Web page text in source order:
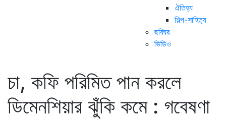
ঐতিহ্য
শিল্প-সাহিত্য
ছবিঘর
ভিডিও
চা, কফি পরিমিত পান করলে
ডিমেনশিয়ার ঝুঁকি কমে : গবেষণা